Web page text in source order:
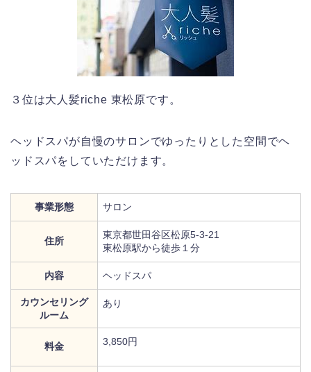
３位は大人髪riche 東松原です。
ヘッドスパが自慢のサロンでゆったりとした空間でヘ
ッドスパをしていただけます。
事業形態 サロン
住所
東京都世田谷区松原5-3-21
東松原駅から徒歩１分
内容 ヘッドスパ
カウンセリング
ルーム
あり
料金 3,850円